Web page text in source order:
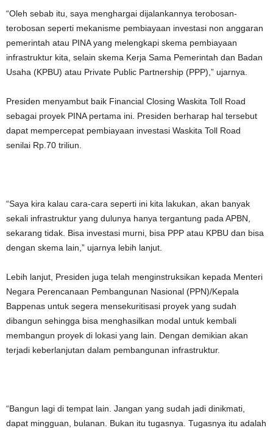
“Oleh sebab itu, saya menghargai dijalankannya terobosan-
terobosan seperti mekanisme pembiayaan investasi non anggaran
pemerintah atau PINA yang melengkapi skema pembiayaan
infrastruktur kita, selain skema Kerja Sama Pemerintah dan Badan
Usaha (KPBU) atau Private Public Partnership (PPP),” ujarnya.
Presiden menyambut baik Financial Closing Waskita Toll Road
sebagai proyek PINA pertama ini. Presiden berharap hal tersebut
dapat mempercepat pembiayaan investasi Waskita Toll Road
senilai Rp.70 triliun.
“Saya kira kalau cara-cara seperti ini kita lakukan, akan banyak
sekali infrastruktur yang dulunya hanya tergantung pada APBN,
sekarang tidak. Bisa investasi murni, bisa PPP atau KPBU dan bisa
dengan skema lain,” ujarnya lebih lanjut.
Lebih lanjut, Presiden juga telah menginstruksikan kepada Menteri
Negara Perencanaan Pembangunan Nasional (PPN)/Kepala
Bappenas untuk segera mensekuritisasi proyek yang sudah
dibangun sehingga bisa menghasilkan modal untuk kembali
membangun proyek di lokasi yang lain. Dengan demikian akan
terjadi keberlanjutan dalam pembangunan infrastruktur.
“Bangun lagi di tempat lain. Jangan yang sudah jadi dinikmati,
dapat mingguan, bulanan. Bukan itu tugasnya. Tugasnya itu adalah